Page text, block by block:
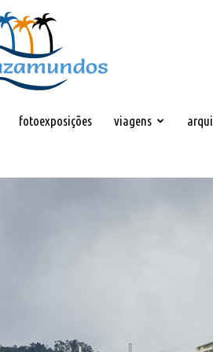
fotoexposições viagens